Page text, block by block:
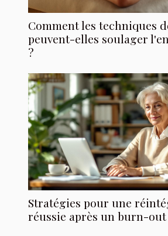
Comment les techniques
peuvent-elles soulager
?
Stratégies pour une
réussie après un burn-out